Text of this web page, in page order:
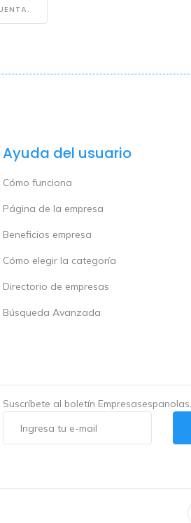
Ayuda del usuario
Cómo funciona
Página de la empresa
Beneficios empresa
Cómo elegir la categoría
Directorio de empresas
Búsqueda Avanzada
Suscríbete al boletín